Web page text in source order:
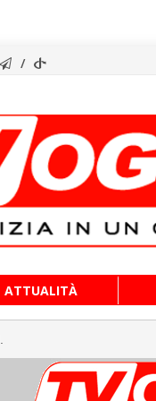
ATTUALITÀ